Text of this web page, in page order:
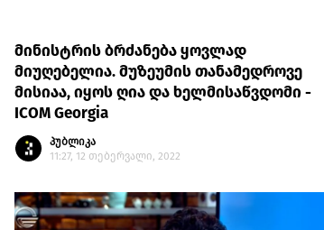
მინისტრის ბრძანება ყოვლად
მიუღებელია. მუზეუმის თანამედროვე
მისიაა, იყოს ღია და ხელმისაწვდომი -
ICOM Georgia
პუბლიკა
11:27, 12 თებერვალი, 2022